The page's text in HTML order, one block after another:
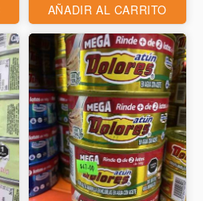
AÑADIR AL CARRITO